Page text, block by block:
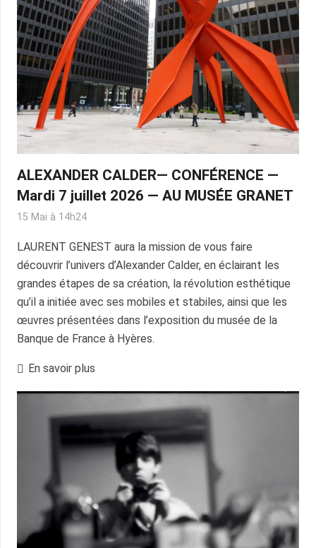
ALEXANDER CALDER— CONFÉRENCE —
Mardi 7 juillet 2026 — AU MUSÉE GRANET
15 Mai à 14h24
LAURENT GENEST aura la mission de vous faire
découvrir l’univers d’Alexander Calder, en éclairant les
grandes étapes de sa création, la révolution esthétique
qu’il a initiée avec ses mobiles et stabiles, ainsi que les
œuvres présentées dans l’exposition du musée de la
Banque de France à Hyères.
En savoir plus